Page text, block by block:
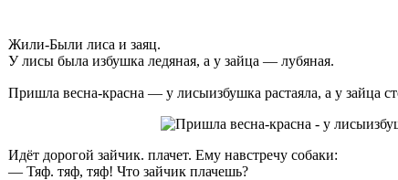
Жили-Были лиса и заяц.
У лисы была избушка ледяная, а у зайца — лубяная.
Пришла весна-красна — у лисыизбушка растаяла, а у зайца
Идёт дорогой зайчик. плачет. Ему навстречу собаки:
— Тяф. тяф, тяф! Что зайчик плачешь?